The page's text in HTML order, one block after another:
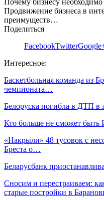
Почему бизнесу
Продвижение бизнеса в
преимуществ…
Поделиться
FacebookTwitter
Интересное:
Баскетбольная команда из
чемпионата…
Белоруска погибла в ДТП в
Кто больше не сможет
«Накрыли» 48 тусовок с
Бреста о…
Беларусбанк
Сносим и перестраиваем:
старые постройки в